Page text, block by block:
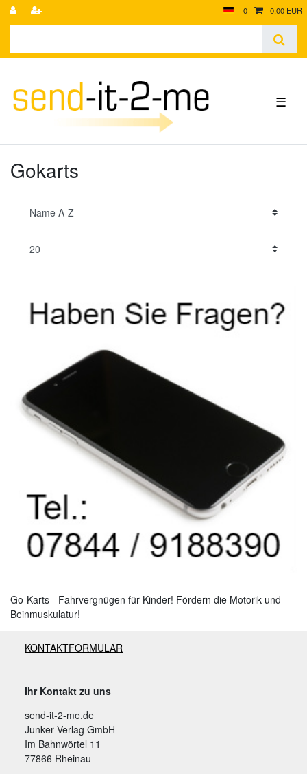
0 0,00 EUR
☰
Gokarts
Go-Karts - Fahrvergnügen für Kinder! Fördern die Motorik und
Beinmuskulatur!
KONTAKTFORMULAR
Ihr Kontakt zu uns
send-it-2-me.de
Junker Verlag GmbH
Im Bahnwörtel 11
77866 Rheinau